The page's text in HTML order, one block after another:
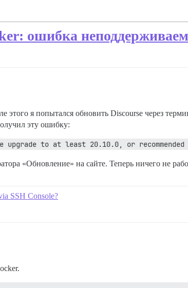
ошибка
я попытался обновить Discourse через
эту ошибку:
upgrade to at least 20.10.0, or
«Обновление» на сайте. Теперь ничего не
SSH Console?